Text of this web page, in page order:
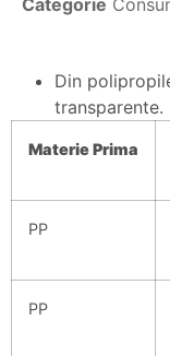
Din
transparente.
MateriePrima
PP
PP